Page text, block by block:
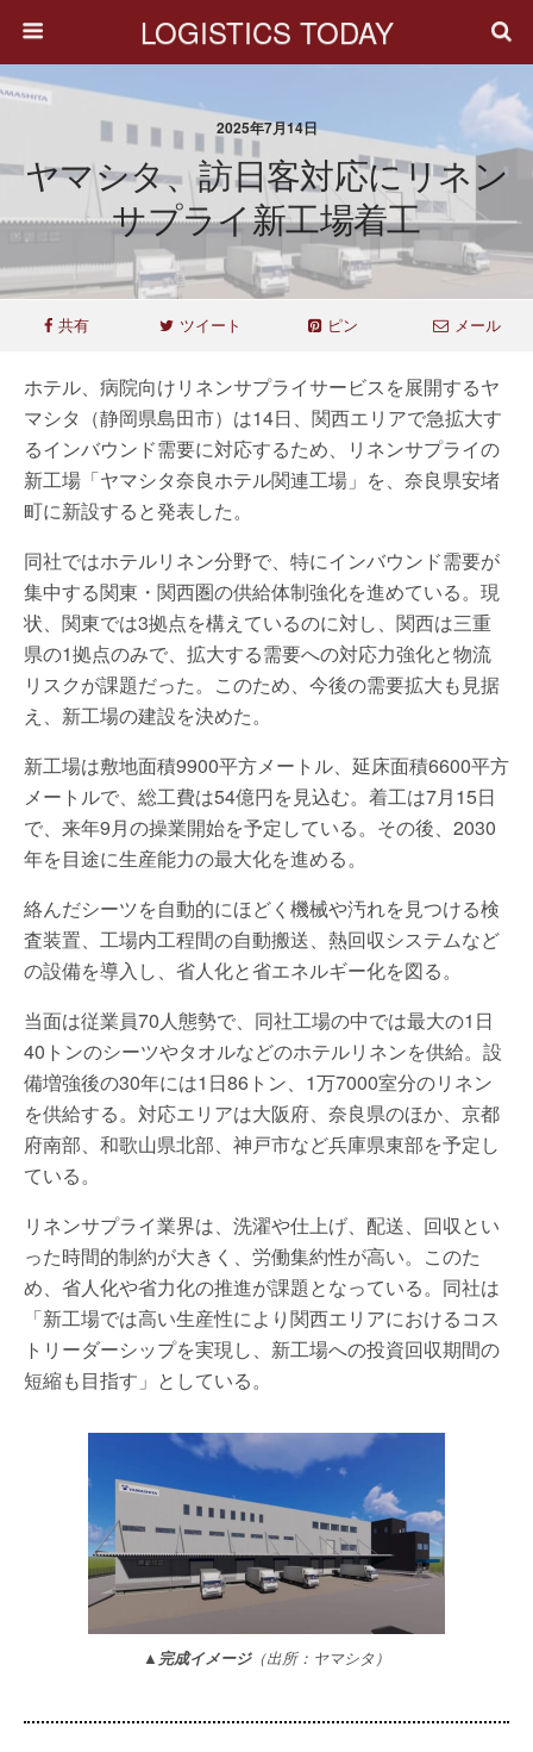
LOGISTICS TODAY
2025年7月14日
ヤマシタ、訪日客対応にリネン
サプライ新工場着工
共有 ツイート ピン メール
ホテル、病院向けリネンサプライサービスを展開するヤ
マシタ（静岡県島田市）は14日、関西エリアで急拡大す
るインバウンド需要に対応するため、リネンサプライの
新工場「ヤマシタ奈良ホテル関連工場」を、奈良県安堵
町に新設すると発表した。
同社ではホテルリネン分野で、特にインバウンド需要が
集中する関東・関西圏の供給体制強化を進めている。現
状、関東では3拠点を構えているのに対し、関西は三重
県の1拠点のみで、拡大する需要への対応力強化と物流
リスクが課題だった。このため、今後の需要拡大も見据
え、新工場の建設を決めた。
新工場は敷地面積9900平方メートル、延床面積6600平方
メートルで、総工費は54億円を見込む。着工は7月15日
で、来年9月の操業開始を予定している。その後、2030
年を目途に生産能力の最大化を進める。
絡んだシーツを自動的にほどく機械や汚れを見つける検
査装置、工場内工程間の自動搬送、熱回収システムなど
の設備を導入し、省人化と省エネルギー化を図る。
当面は従業員70人態勢で、同社工場の中では最大の1日
40トンのシーツやタオルなどのホテルリネンを供給。設
備増強後の30年には1日86トン、1万7000室分のリネン
を供給する。対応エリアは大阪府、奈良県のほか、京都
府南部、和歌山県北部、神戸市など兵庫県東部を予定し
ている。
リネンサプライ業界は、洗濯や仕上げ、配送、回収とい
った時間的制約が大きく、労働集約性が高い。このた
め、省人化や省力化の推進が課題となっている。同社は
「新工場では高い生産性により関西エリアにおけるコス
トリーダーシップを実現し、新工場への投資回収期間の
短縮も目指す」としている。
▲ 完成イメージ（出所：ヤマシタ）